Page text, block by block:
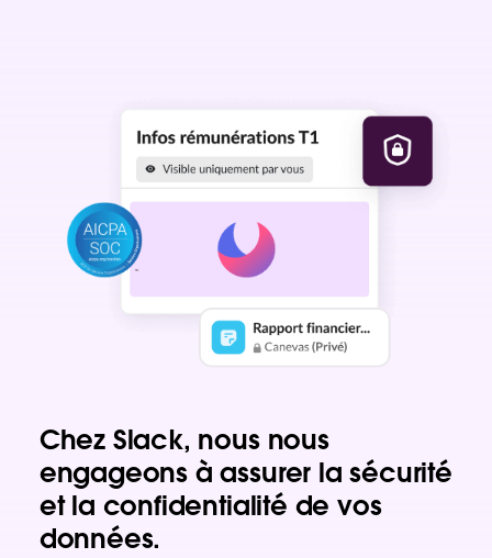
Chez Slack, nous nous
engageons à assurer la sécurité
et la confidentialité de vos
données.